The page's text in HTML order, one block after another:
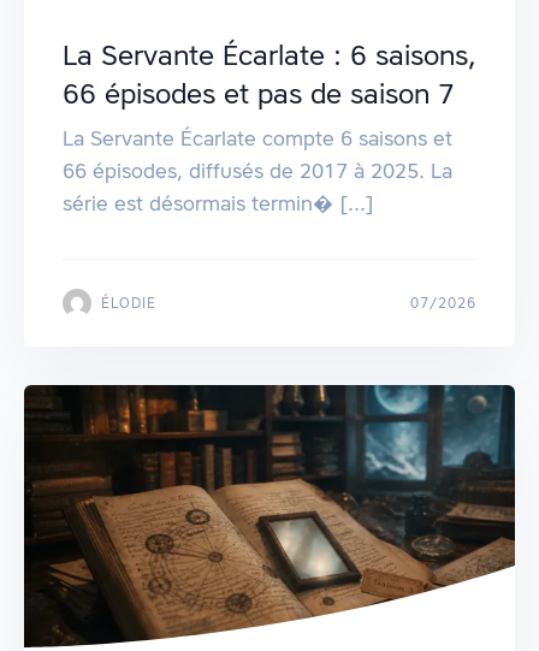
La Servante Écarlate : 6 saisons,
66 épisodes et pas de saison 7
La Servante Écarlate compte 6 saisons et
66 épisodes, diffusés de 2017 à 2025. La
série est désormais termin� [...]
ÉLODIE 07/2026